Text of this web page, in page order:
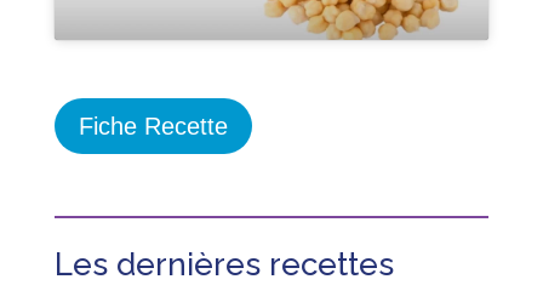
Fiche Recette
Les dernières recettes